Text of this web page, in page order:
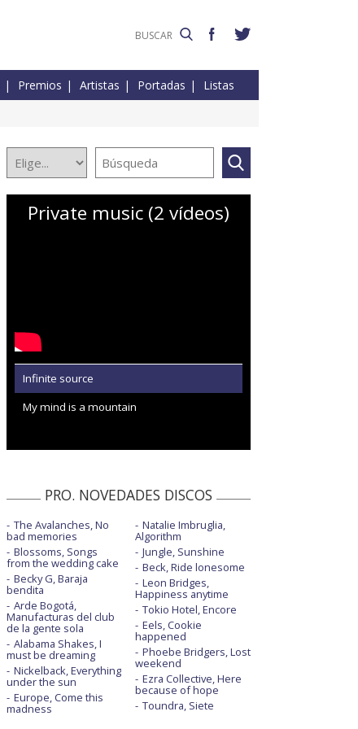
Premios Artistas Portadas Listas
Private music (2 vídeos)
Infinite source
My mind is a mountain
PRO. NOVEDADES DISCOS
The Avalanches, No
bad memories
Blossoms, Songs
from the wedding cake
Becky G, Baraja
bendita
Arde Bogotá,
Manufacturas del club
de la gente sola
Alabama Shakes, I
must be dreaming
Nickelback, Everything
under the sun
Europe, Come this
madness
Natalie Imbruglia,
Algorithm
Jungle, Sunshine
Beck, Ride lonesome
Leon Bridges,
Happiness anytime
Tokio Hotel, Encore
Eels, Cookie
happened
Phoebe Bridgers, Lost
weekend
Ezra Collective, Here
because of hope
Toundra, Siete